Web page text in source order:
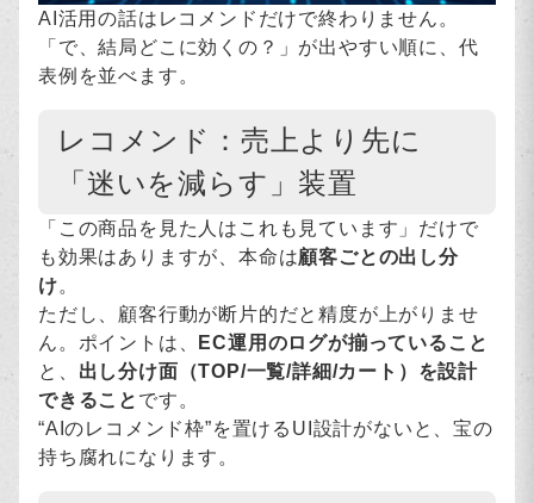
AI活用の話はレコメンドだけで終わりません。
「で、結局どこに効くの？」が出やすい順に、代
表例を並べます。
レコメンド：売上より先に
「迷いを減らす」装置
「この商品を見た人はこれも見ています」だけで
も効果はありますが、本命は顧客ごとの出し分
け。
ただし、顧客行動が断片的だと精度が上がりませ
ん。ポイントは、
EC運用のログが揃っていること
と、 出し分け面（TOP/一覧/詳細/カート）を設計
できること です。
“AIのレコメンド枠”を置けるUI設計がないと、宝の
持ち腐れになります。